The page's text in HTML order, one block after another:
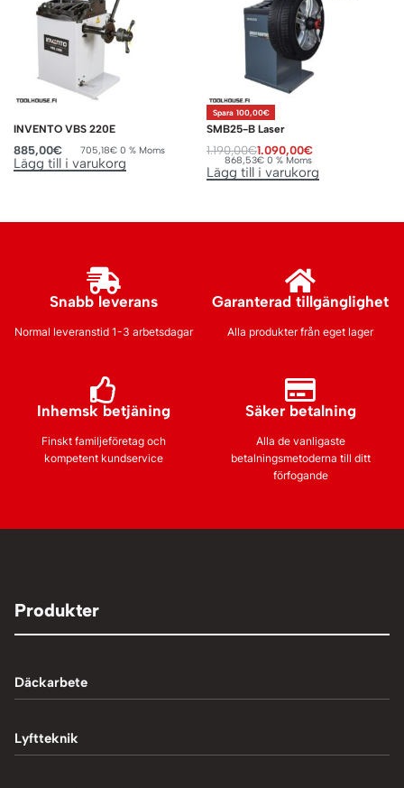
INVENTO VBS 220E
885,00€ 705,18€ 0 % Moms
Lägg till i varukorg
Spara 100,00€
SMB25-B Laser
1.190,00€1.090,00€
868,53€ 0 % Moms
Lägg till i varukorg
Snabb leverans
Normal leveranstid 1-3 arbetsdagar
Garanterad tillgänglighet
Alla produkter från eget lager
Inhemsk betjäning
Finskt familjeföretag och
kompetent kundservice
Säker betalning
Alla de vanligaste
betalningsmetoderna till ditt
förfogande
Produkter
Däckarbete
Balanseringsmaskiner
Lyftteknik